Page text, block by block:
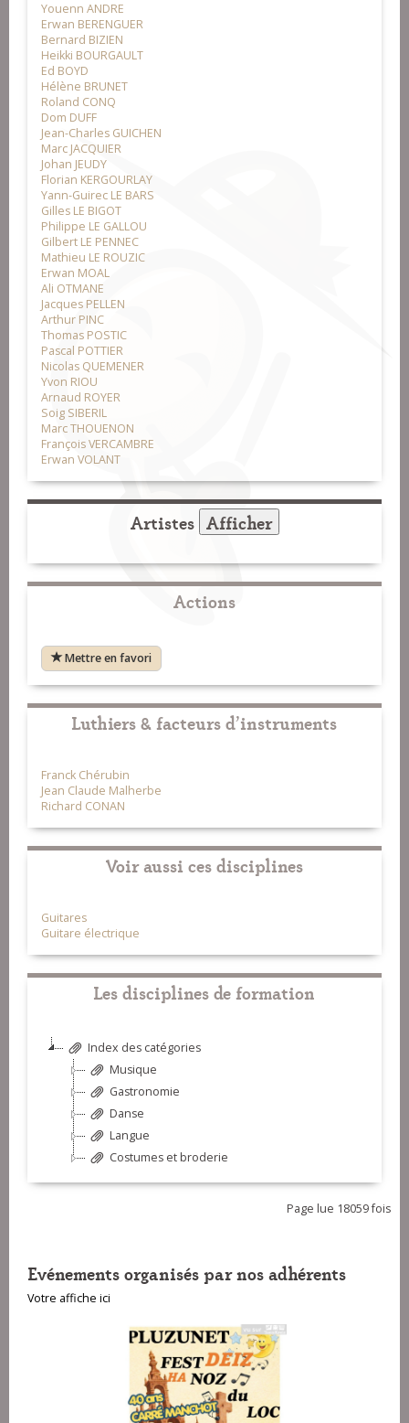
Youenn ANDRE
Erwan BERENGUER
Bernard BIZIEN
Heikki BOURGAULT
Ed BOYD
Hélène BRUNET
Roland CONQ
Dom DUFF
Jean-Charles GUICHEN
Marc JACQUIER
Johan JEUDY
Florian KERGOURLAY
Yann-Guirec LE BARS
Gilles LE BIGOT
Philippe LE GALLOU
Gilbert LE PENNEC
Mathieu LE ROUZIC
Erwan MOAL
Ali OTMANE
Jacques PELLEN
Arthur PINC
Thomas POSTIC
Pascal POTTIER
Nicolas QUEMENER
Yvon RIOU
Arnaud ROYER
Soig SIBERIL
Marc THOUENON
François VERCAMBRE
Erwan VOLANT
Artistes Afficher
Actions
Mettre en favori
Luthiers & facteurs d'instruments
Franck Chérubin
Jean Claude Malherbe
Richard CONAN
Voir aussi ces disciplines
Guitares
Guitare électrique
Les disciplines de formation
Index des catégories
Musique
Gastronomie
Danse
Langue
Costumes et broderie
Page lue 18059 fois
Evénements organisés par nos adhérents
Votre affiche ici